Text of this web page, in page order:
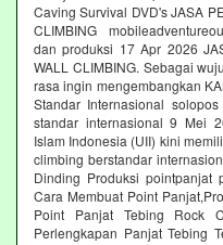
Caving Survival DVD's JASA
CLIMBING
dan produksi 17 Apr 2026
WALL CLIMBING. Sebagai
rasa ingin mengembangkan
Standar Internasional
standar internasional 9 Mei
Islam Indonesia (UII) kini
climbing berstandar
Dinding Produksi pointpanjat
Cara Membuat Point
Point Panjat Tebing Rock
Perlengkapan Panjat Tebing